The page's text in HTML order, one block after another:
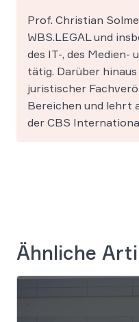
Prof. Christian
WBS.LEGAL und
des IT-, des Medien-
tätig. Darüber
juristischer
Bereichen und lehrt
der CBS
Ähnliche